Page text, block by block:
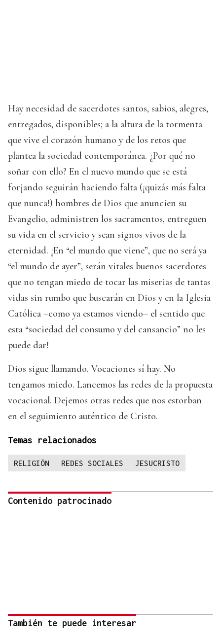
Hay necesidad de sacerdotes santos, sabios, alegres,
entregados, disponibles; a la altura de la tormenta
que vive el corazón humano y de los retos que
plantea la sociedad contemporánea. ¿Por qué no
soñar con ello? En el nuevo mundo que se está
forjando seguirán haciendo falta (¡quizás más falta
que nunca!) hombres de Dios que anuncien su
Evangelio, administren los sacramentos, entreguen
su vida en el servicio y sean signos vivos de la
eternidad. ¡En “el mundo que viene”, que no será ya
“el mundo de ayer”, serán vitales buenos sacerdotes
que no tengan miedo de tocar las miserias de tantas
vidas sin rumbo que buscarán en Dios y en la Iglesia
Católica –como ya estamos viendo– el sentido que
esta “sociedad del consumo y del cansancio” no les
puede dar!
Dios sigue llamando. Vocaciones sí hay. No
tengamos miedo. Lancemos las redes de la propuesta
vocacional. Dejemos otras redes que nos estorban
en el seguimiento auténtico de Cristo.
Temas relacionados
RELIGIÓN REDES SOCIALES JESUCRISTO
Contenido patrocinado
También te puede interesar